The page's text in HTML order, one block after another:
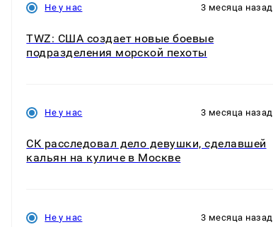
Не у нас 3 месяца назад
TWZ: США создает новые боевые
подразделения морской пехоты
Не у нас 3 месяца назад
СК расследовал дело девушки, сделавшей
кальян на куличе в Москве
Не у нас 3 месяца назад